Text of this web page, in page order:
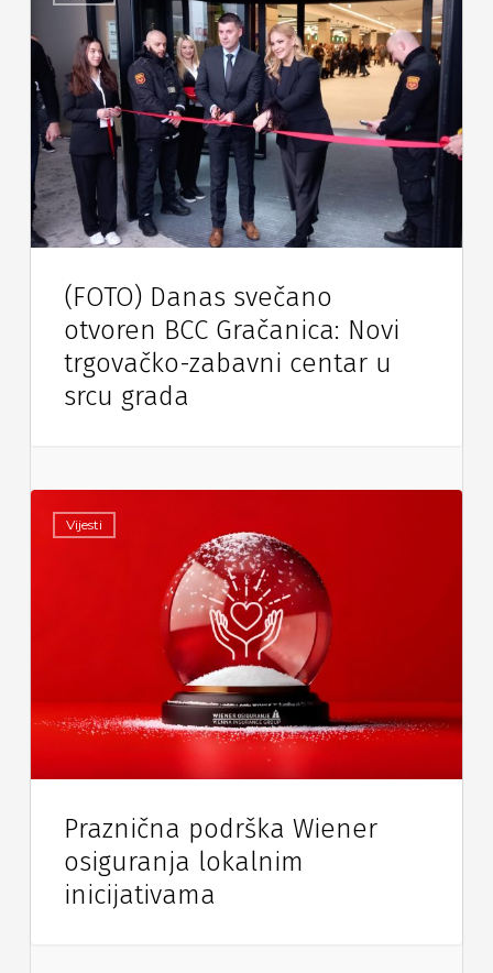
(FOTO) Danas svečano
otvoren BCC Gračanica: Novi
trgovačko-zabavni centar u
srcu grada
Vijesti
Praznična podrška Wiener
osiguranja lokalnim
inicijativama